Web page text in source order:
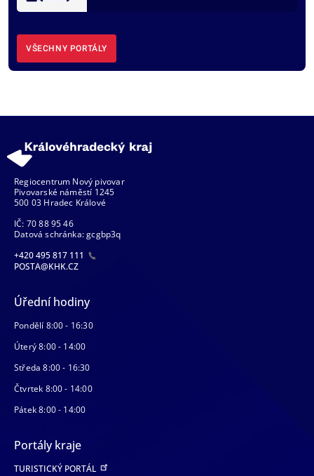
VŠECHNY PORTÁLY
Regiocentrum Nový pivovar
Pivovarské náměstí 1245
500 03 Hradec Králové
IČ: 70 88 95 46
Datová schránka: gcgbp3q
+420 495 817 111
POSTA@KHK.CZ
Úřední hodiny
Pondělí 8:00 - 16:30
Úterý 8:00 - 14:00
Středa 8:00 - 16:30
Čtvrtek 8:00 - 14:00
Pátek 8:00 - 14:00
Portály kraje
TURISTICKÝ PORTÁL